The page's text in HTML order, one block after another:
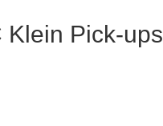
Klein Pick-ups